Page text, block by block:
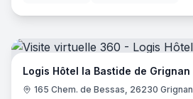
165 Chem. de Bessas, 26230 Grignan